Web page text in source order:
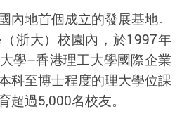
內地首個成立的發展基地。
浙大）校園內，於1997年
學–香港理工大學國際企業
科至博士程度的理大學位課
超過5,000名校友。